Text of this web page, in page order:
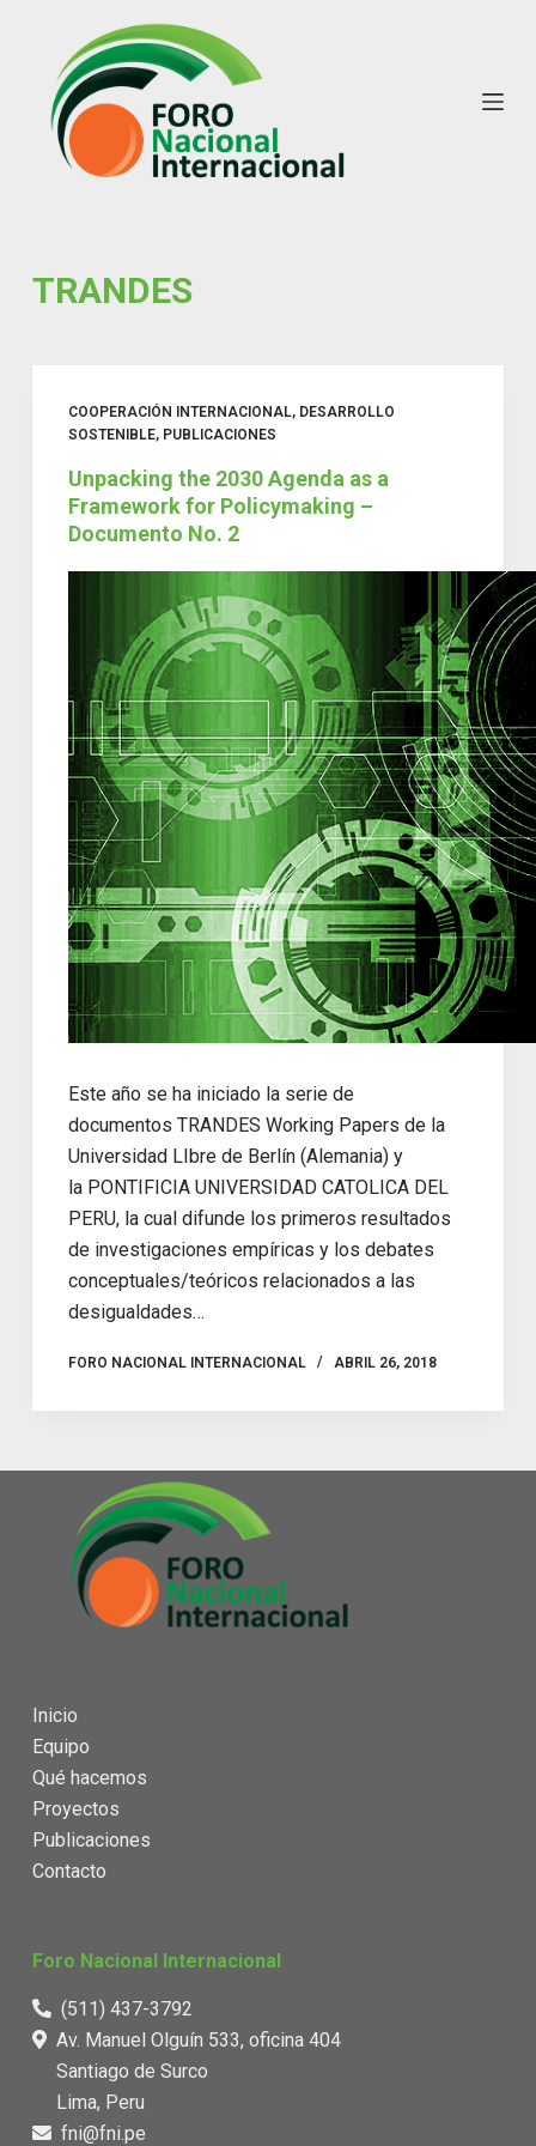
nTRANDES
COOPERACIÓN INTERNACIONAL, DESARROLLO
SOSTENIBLE, PUBLICACIONES
Unpacking the 2030 Agenda as a
Framework for Policymaking –
Documento No. 2
Este año se ha iniciado la serie de
documentos TRANDES Working Papers de la
Universidad LIbre de Berlín (Alemania) y
la PONTIFICIA UNIVERSIDAD CATOLICA DEL
PERU, la cual difunde los primeros resultados
de investigaciones empíricas y los debates
conceptuales/teóricos relacionados a las
desigualdades…
FORO NACIONAL INTERNACIONAL ABRIL 26, 2018
Inicio
Equipo
Qué hacemos
Proyectos
Publicaciones
Contacto
Foro Nacional Internacional
(511) 437-3792
Av. Manuel Olguín 533, oficina 404
Santiago de Surco
Lima, Peru
fni@fni.pe